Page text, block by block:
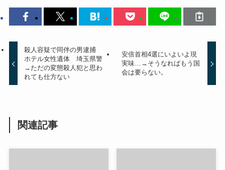
殺人容疑で同伴の男逮捕
ホテル女性遺体 埼玉県警
→ただの変態殺人犯と思わ
れても仕方ない
安倍首相4選にいよいよ現
実味…→そうなればもう国
会は要らない。
関連記事